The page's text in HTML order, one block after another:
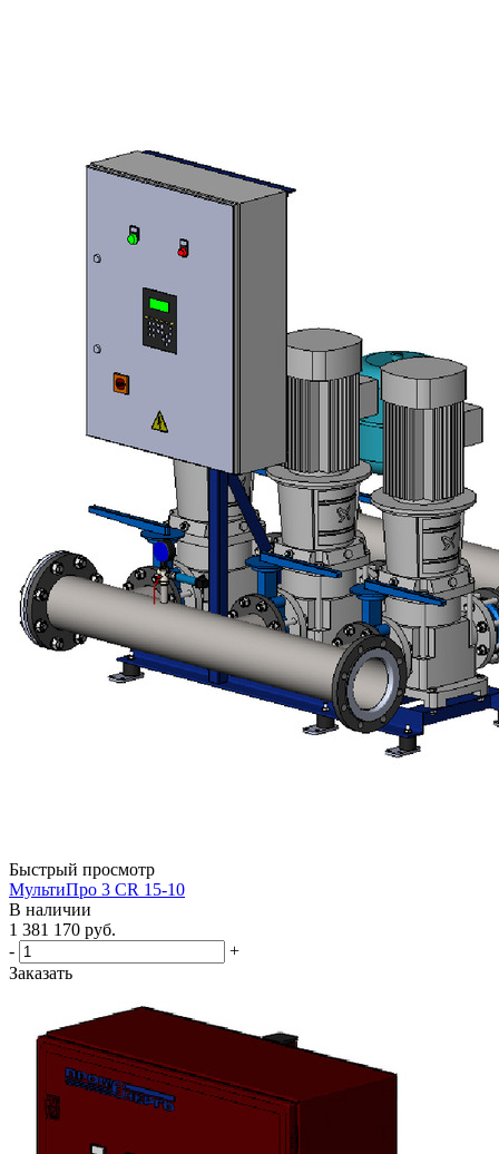
Быстрый просмотр
МультиПро 3 CR 15-10
В наличии
1 381 170 руб.
-
+
Заказать